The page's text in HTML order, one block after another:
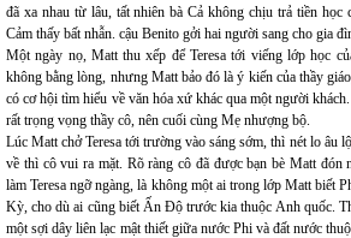
đã xa nhau từ lâu, tất nhiên bà Cả không chịu trả tiền học
Cảm thấy bất nhẫn. cậu Benito gởi hai người sang cho gia
Một ngày nọ, Matt thu xếp để Teresa tới viếng lớp học
không bằng lòng, nhưng Matt bảo đó là ý kiến của thầy
có cơ hội tìm hiểu về văn hóa xứ khác qua một người
rất trọng vọng thầy cô, nên cuối cùng Mẹ nhượng bộ.
Lúc Matt chở Teresa tới trường vào sáng sớm, thì nét lo âu
về thì cô vui ra mặt. Rõ ràng cô đã được bạn bè Matt đón
làm Teresa ngỡ ngàng, là không một ai trong lớp Matt biết
Kỳ, cho dù ai cũng biết Ấn Độ trước kia thuộc Anh quốc.
một sợi dây liên lạc mật thiết giữa nước Phi và đất nước